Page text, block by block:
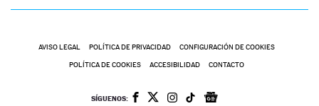
AVISO LEGAL POLÍTICA DE PRIVACIDAD CONFIGURACIÓN DE COOKIES
POLÍTICA DE COOKIES ACCESIBILIDAD CONTACTO
SÍGUENOS: